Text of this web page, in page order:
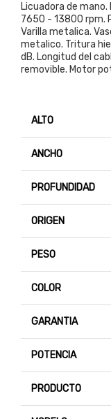
Licuadora de
7650 - 13800 rpm.
Varilla metalica.
metalico. Tritura
dB. Longitud del
removible. Motor
ALTO
ANCHO
PROFUNDIDAD
ORIGEN
PESO
COLOR
GARANTIA
POTENCIA
PRODUCTO